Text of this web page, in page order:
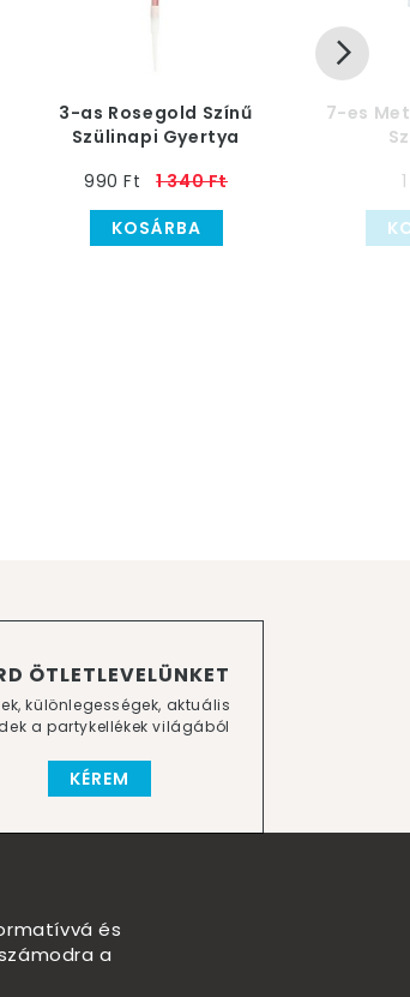
3-as Rosegold Színű
Szülinapi Gyertya
990 Ft
1 340 Ft
KOSÁRBA
7-es
ÖTLETLEVELÜNKET
különlegességek, aktuális
a partykellékek világából
KÉREM
és
a